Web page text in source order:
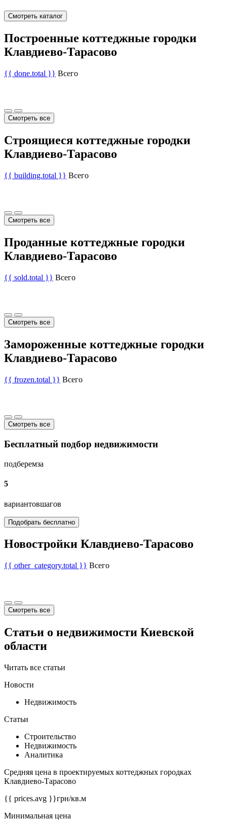
Смотреть каталог
Построенные коттеджные городки
Клавдиево-Тарасово
{{ done.total }} Всего
Смотреть все
Строящиеся коттеджные городки
Клавдиево-Тарасово
{{ building.total }} Всего
Смотреть все
Проданные коттеджные городки
Клавдиево-Тарасово
{{ sold.total }} Всего
Смотреть все
Замороженные коттеджные городки
Клавдиево-Тарасово
{{ frozen.total }} Всего
Смотреть все
Бесплатный подбор недвижимости
подберемза
5
вариантовшагов
Подобрать бесплатно
Новостройки Клавдиево-Тарасово
{{ other_category.total }} Всего
Смотреть все
Статьи о недвижимости Киевской
области
Читать все статьи
Новости
Недвижимость
Статьи
Строительство
Недвижимость
Аналитика
Средняя цена в проектируемых коттеджных городках
Клавдиево-Тарасово
{{ prices.avg }}грн/кв.м
Минимальная цена